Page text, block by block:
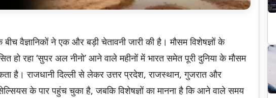
वैज्ञानिकों ने एक और बड़ी चेतावनी जारी की है। मौसम विशेषज्ञों के
हो रहा ‘सुपर अल नीनो’ आने वाले महीनों में भारत समेत पूरी दुनिया के मौसम
है। राजधानी दिल्ली से लेकर उत्तर प्रदेश, राजस्थान, गुजरात और
के पार पहुंच चुका है, जबकि विशेषज्ञों का मानना है कि आने वाले समय